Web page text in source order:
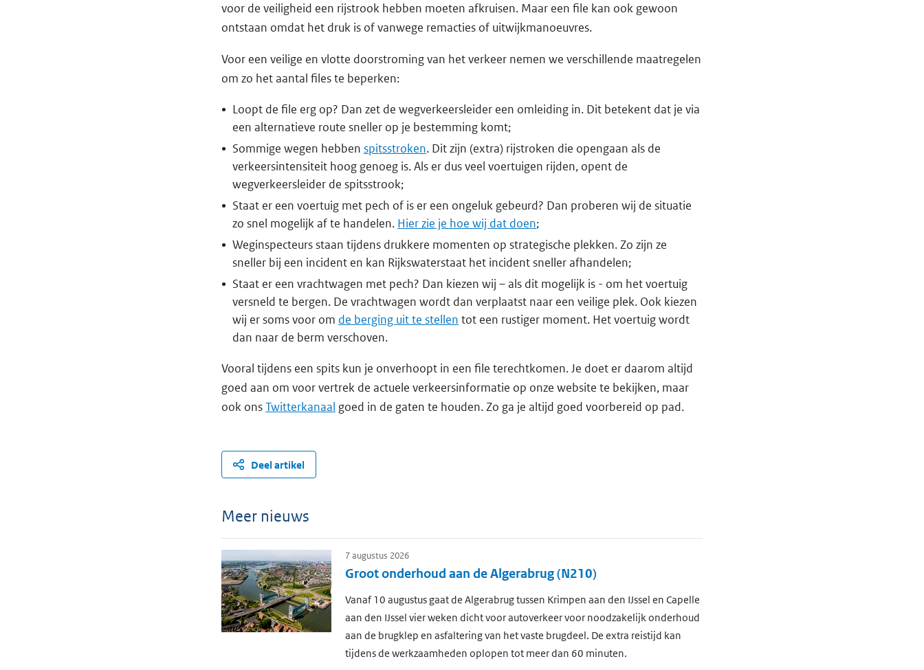
voor de veiligheid een rijstrook hebben moeten afkruisen. Maar een file kan ook gewoon
ontstaan omdat het druk is of vanwege remacties of uitwijkmanoeuvres.
Voor een veilige en vlotte doorstroming van het verkeer nemen we verschillende maatregelen
om zo het aantal files te beperken:
Loopt de file erg op? Dan zet de wegverkeersleider een omleiding in. Dit betekent dat je via
een alternatieve route sneller op je bestemming komt;
Sommige wegen hebben spitsstroken. Dit zijn (extra) rijstroken die opengaan als de
verkeersintensiteit hoog genoeg is. Als er dus veel voertuigen rijden, opent de
wegverkeersleider de spitsstrook;
Staat er een voertuig met pech of is er een ongeluk gebeurd? Dan proberen wij de situatie
zo snel mogelijk af te handelen. Hier zie je hoe wij dat doen;
Weginspecteurs staan tijdens drukkere momenten op strategische plekken. Zo zijn ze
sneller bij een incident en kan Rijkswaterstaat het incident sneller afhandelen;
Staat er een vrachtwagen met pech? Dan kiezen wij – als dit mogelijk is - om het voertuig
versneld te bergen. De vrachtwagen wordt dan verplaatst naar een veilige plek. Ook kiezen
wij er soms voor om de berging uit te stellen tot een rustiger moment. Het voertuig wordt
dan naar de berm verschoven.
Vooral tijdens een spits kun je onverhoopt in een file terechtkomen. Je doet er daarom altijd
goed aan om voor vertrek de actuele verkeersinformatie op onze website te bekijken, maar
ook onsTwitterkanaal goed in de gaten te houden. Zo ga je altijd goed voorbereid op pad.
Deel artikel
Meer nieuws
Groot onderhoud aan de Algerabrug (N210)
7 augustus 2026
Vanaf 10 augustus gaat de Algerabrug tussen Krimpen aan den IJssel en Capelle
aan den IJssel vier weken dicht voor autoverkeer voor noodzakelijk onderhoud
aan de brugklep en asfaltering van het vaste brugdeel. De extra reistijd kan
tijdens de werkzaamheden oplopen tot meer dan 60 minuten.